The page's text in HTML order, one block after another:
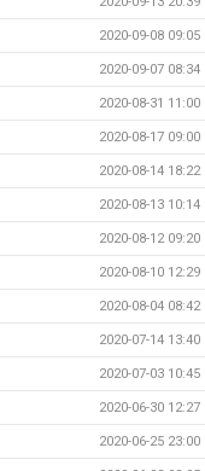
2020-09-08 09:05
2020-09-07 08:34
2020-08-31 11:00
2020-08-17 09:00
2020-08-14 18:22
2020-08-13 10:14
2020-08-12 09:20
2020-08-10 12:29
2020-08-04 08:42
2020-07-14 13:40
2020-07-03 10:45
2020-06-30 12:27
2020-06-25 23:00